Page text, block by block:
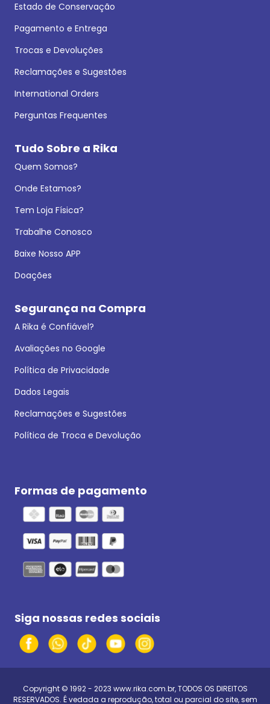
Estado de Conservação
Pagamento e Entrega
Trocas e Devoluções
Reclamações e Sugestões
International Orders
Perguntas Frequentes
Tudo Sobre a Rika
Quem Somos?
Onde Estamos?
Tem Loja Física?
Trabalhe Conosco
Baixe Nosso APP
Doações
Segurança na Compra
A Rika é Confiável?
Avaliações no Google
Política de Privacidade
Dados Legais
Reclamações e Sugestões
Política de Troca e Devolução
Formas de pagamento
Siga nossas redes sociais
Copyright © 1992 - 2023 www.rika.com.br, TODOS OS DIREITOS
RESERVADOS. É vedada a reprodução, total ou parcial do site, sem